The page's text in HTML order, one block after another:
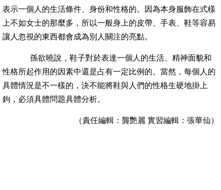
表示一個人的生活條件、身份和性格的。因為本身服飾在式樣
上不如女士的那麼多，所以一般身上的皮帶、手表、鞋等容易
讓人忽視的東西都會成為別人關注的亮點。
孫欲曉說，鞋子對於表達一個人的生活、精神面貌和
性格所起作用的因素中還是占有一定比例的。當然，每個人的
具體情況是不一樣的，決不能將鞋與人們的性格生硬地掛上
鉤，必須具體問題具體分析。
（責任編輯：龔艷麗 實習編輯：張華仙）